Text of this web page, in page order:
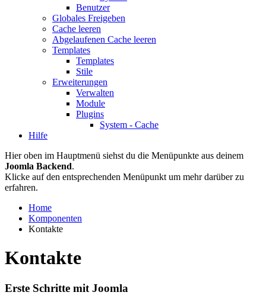
Benutzer
Globales Freigeben
Cache leeren
Abgelaufenen Cache leeren
Templates
Templates
Stile
Erweiterungen
Verwalten
Module
Plugins
System - Cache
Hilfe
Hier oben im Hauptmenü siehst du die Menüpunkte aus deinem
Joomla Backend.
Klicke auf den entsprechenden Menüpunkt um mehr darüber zu
erfahren.
Home
Komponenten
Kontakte
Kontakte
Erste Schritte mit Joomla